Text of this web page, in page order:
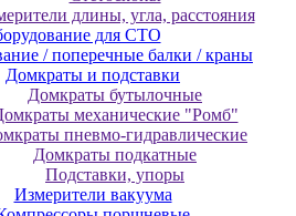
длины, углa, paccтoяния
для CТО
/ поперечные балки / краны
Домкраты и подставки
Домкраты бутылочные
механические "Ромб"
пневмо-гидравлические
Домкраты подкатные
Подставки, упоры
Измерители вакуума